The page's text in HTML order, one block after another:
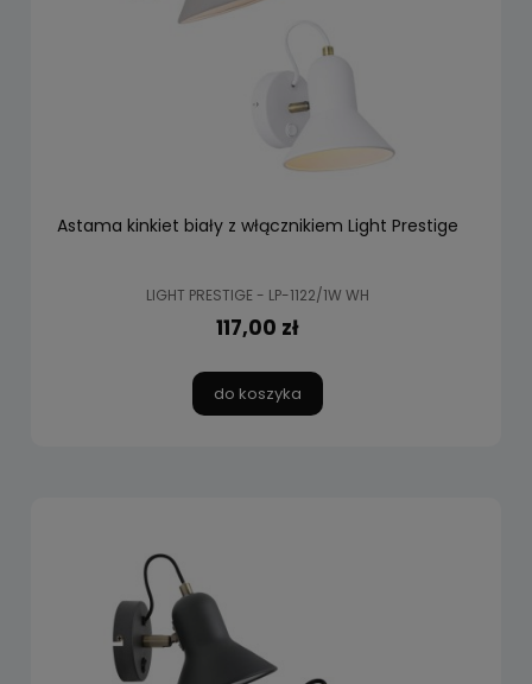
Astama kinkiet biały z włącznikiem Light Prestige
LIGHT PRESTIGE - LP-1122/1W WH
117,00 zł
do koszyka